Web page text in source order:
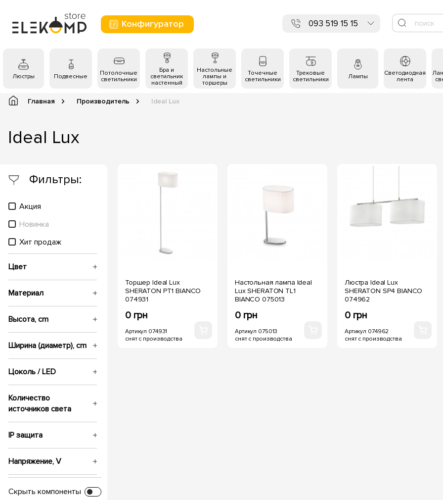
Конфигуратор 093 519 15 15
Люстры Подвесные
Потолочные
светильники
Бра и
светильник
настенный
Настольные
лампы и
торшеры
Точечные
светильники
Трековые
светильники
Лампы
Светодиодная
лента
Главная Производитель Ideal Lux
Ideal Lux
Фильтры:
Акция
Новинка
Хит продаж
Цвет
Материал
Высота, cm
Ширина (диаметр), cm
Цоколь / LED
Количество
источников света
IP защита
Напряжение, V
Глубина посадки
Скрыть компоненты
Торшер Ideal Lux
SHERATON PT1 BIANCO
074931
0 грн
Артикул 074931
снят с производства
Настольная лампа Ideal
Lux SHERATON TL1
BIANCO 075013
0 грн
Артикул 075013
снят с производства
Люстра Ideal Lux
SHERATON SP4 BIANCO
074962
0 грн
Артикул 074962
снят с производства